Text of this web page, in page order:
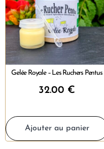
Gelée Royale – Les Ruchers Pentus
32.00 €
Ajouter au panier